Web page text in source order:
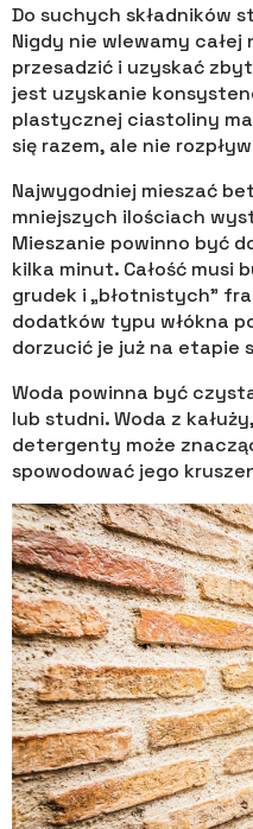
Do suchych składników
Nigdy nie wlewamy
przesadzić i uzyskać
jest uzyskanie
plastycznej ciastoliny
się razem, ale nie
Najwygodniej mieszać
mniejszych ilościach
Mieszanie powinno być
kilka minut. Całość musi
grudek i „błotnistych”
dodatków typu włókna
dorzucić je już na etapie
Woda powinna być
lub studni. Woda z
detergenty może
spowodować jego